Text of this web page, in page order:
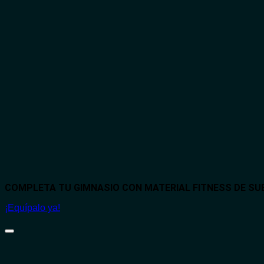
COMPLETA TU GIMNASIO CON MATERIAL FITNESS DE
¡Equípalo ya!